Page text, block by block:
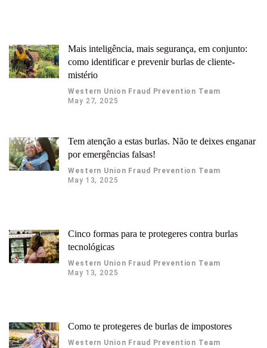
Mais inteligência, mais segurança, em conjunto:
como identificar e prevenir burlas de cliente-
mistério
Western Union Fraud Prevention Team
May 27, 2025
Tem atenção a estas burlas. Não te deixes enganar
por emergências falsas!
Western Union Fraud Prevention Team
May 13, 2025
Cinco formas para te protegeres contra burlas
tecnológicas
Western Union Fraud Prevention Team
May 13, 2025
Como te protegeres de burlas de impostores
Western Union Fraud Prevention Team